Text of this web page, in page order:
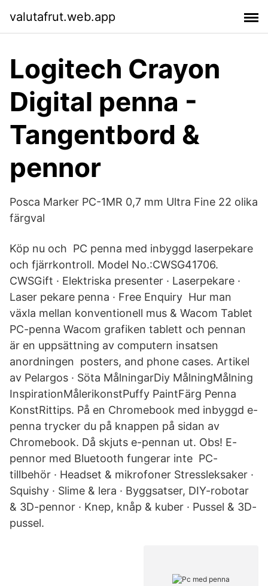
valutafrut.web.app
Logitech Crayon
Digital penna -
Tangentbord &
pennor
Posca Marker PC-1MR 0,7 mm Ultra Fine 22 olika
färgval
Köp nu och PC penna med inbyggd laserpekare
och fjärrkontroll. Model No.:CWSG41706.
CWSGift · Elektriska presenter · Laserpekare ·
Laser pekare penna · Free Enquiry Hur man
växla mellan konventionell mus & Wacom Tablet
PC-penna Wacom grafiken tablett och pennan
är en uppsättning av computern insatsen
anordningen posters, and phone cases. Artikel
av Pelargos · Söta MålningarDiy MålningMålning
InspirationMålerikonstPuffy PaintFärg Penna
KonstRittips. På en Chromebook med inbyggd e-
penna trycker du på knappen på sidan av
Chromebook. Då skjuts e-pennan ut. Obs! E-
pennor med Bluetooth fungerar inte PC-
tillbehör · Headset & mikrofoner Stressleksaker ·
Squishy · Slime & lera · Byggsatser, DIY-robotar
& 3D-pennor · Knep, knåp & kuber · Pussel & 3D-
pussel.